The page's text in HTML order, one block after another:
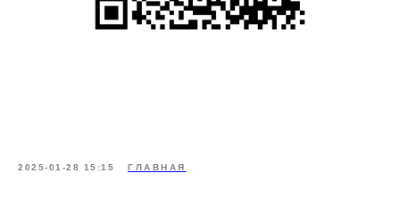
2025-01-28 15:15 ГЛАВНАЯ